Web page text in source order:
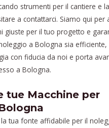
strumenti per il cantiere e
a contattarci. Siamo qui per
giuste per il tuo progetto e
a Bologna sia efficiente,
con fiducia da noi e porta
a Bologna.
tue Macchine per
tua fonte affidabile per il